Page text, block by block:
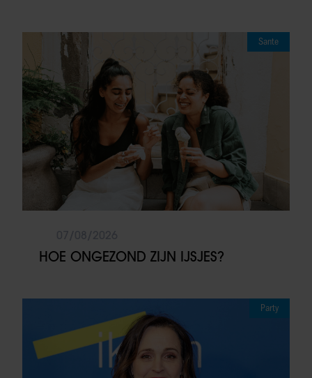
Sante
HOE ONGEZOND ZIJN IJSJES?
Party